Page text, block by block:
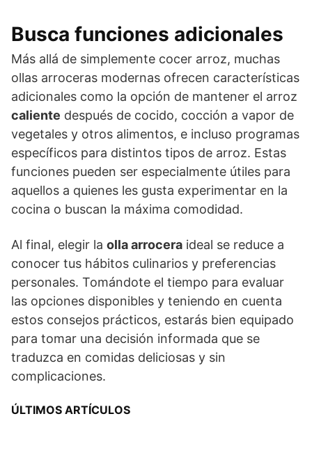
Busca funciones adicionales
Más allá de simplemente cocer arroz, muchas
ollas arroceras modernas ofrecen características
adicionales como la opción de mantener el arroz
caliente después de cocido, cocción a vapor de
vegetales y otros alimentos, e incluso programas
específicos para distintos tipos de arroz. Estas
funciones pueden ser especialmente útiles para
aquellos a quienes les gusta experimentar en la
cocina o buscan la máxima comodidad.
Al final, elegir la olla arrocera ideal se reduce a
conocer tus hábitos culinarios y preferencias
personales. Tomándote el tiempo para evaluar
las opciones disponibles y teniendo en cuenta
estos consejos prácticos, estarás bien equipado
para tomar una decisión informada que se
traduzca en comidas deliciosas y sin
complicaciones.
ÚLTIMOS ARTÍCULOS